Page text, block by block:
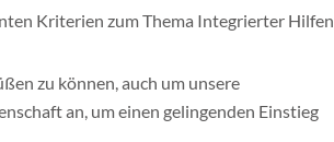
Kriterien zum Thema Integrierter Hilfen
zu können, auch um unsere
an, um einen gelingenden Einstieg